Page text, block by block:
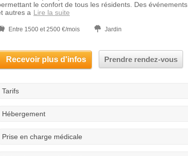
le confort de tous les résidents. Des événements
autres a Lire la suite
Entre 1500 et 2500 €/mois Jardin
Recevoir plus d'infos Prendre rendez-vous
Tarifs
Hébergement
Prise en charge médicale